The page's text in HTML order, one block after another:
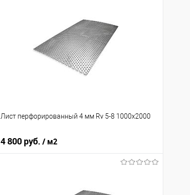
Лист перфорированный 4 мм Rv 5-8 1000х2000
4 800 руб. / м2